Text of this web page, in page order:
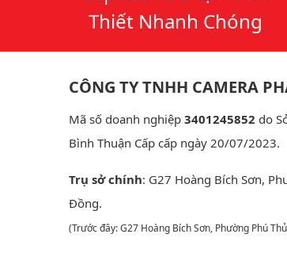
Thiết Nhanh Chóng
CÔNG TY TNHH CAMERA
Mã số doanh nghiệp 3401245852 do
Bình Thuận Cấp cấp ngày 20/07/2023.
Trụ sở chính: G27 Hoàng Bích Sơn,
Đồng.
(Trước đây: G27 Hoàng Bích Sơn, Phường Phú